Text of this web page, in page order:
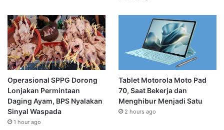
Operasional SPPG Dorong
Lonjakan Permintaan
Daging Ayam, BPS Nyalakan
Sinyal Waspada
1 hour ago
Tablet Motorola Moto Pad
70, Saat Bekerja dan
Menghibur Menjadi Satu
2 hours ago